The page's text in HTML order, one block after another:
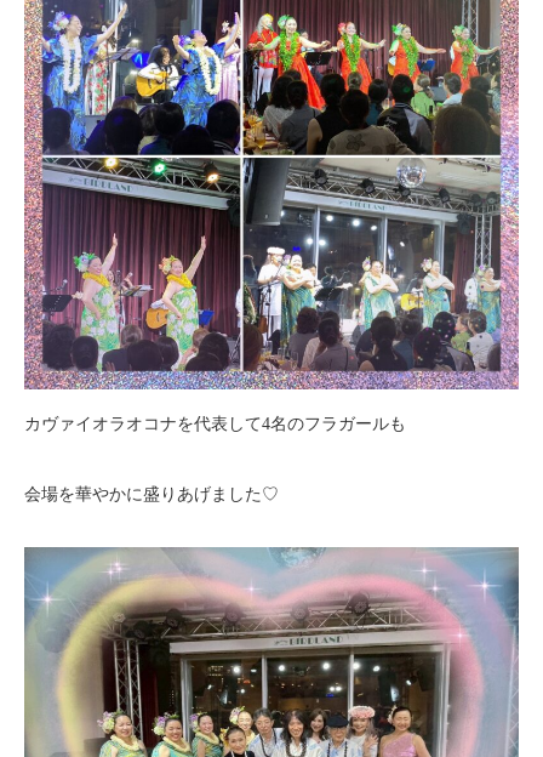
カヴァイオラオコナを代表して4名のフラガールも
会場を華やかに盛りあげました♡